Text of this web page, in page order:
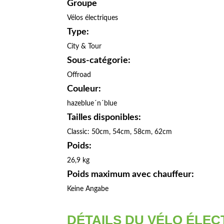
Groupe
Vélos électriques
Type:
City & Tour
Sous-catégorie:
Offroad
Couleur:
hazeblue´n´blue
Tailles disponibles:
Classic: 50cm, 54cm, 58cm, 62cm
Poids:
26,9 kg
Poids maximum avec chauffeur:
Keine Angabe
DÉTAILS DU VÉLO